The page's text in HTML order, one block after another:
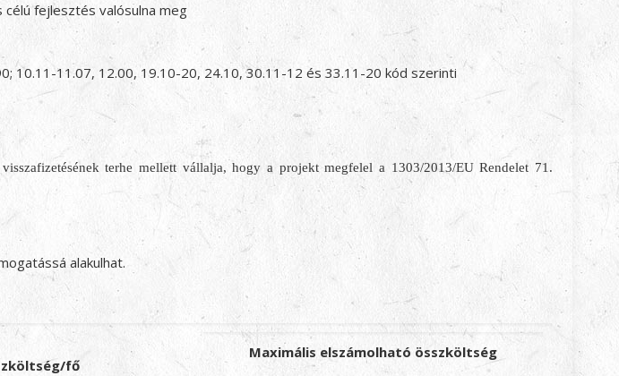
fejlesztés valósulna meg
10.11-11.07, 12.00, 19.10-20, 24.10, 30.11-12 és 33.11-20 kód szerinti
terhe mellett vállalja, hogy a projekt megfelel a 1303/2013/EU Rendelet 71.
alakulhat.
fő
Maximális elszámolható összköltség